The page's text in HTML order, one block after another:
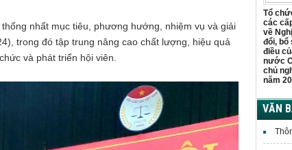
nhất mục tiêu, phương hướng, nhiệm vụ và giải
trong đó tập trung nâng cao chất lượng, hiệu quả
và phát triển hội viên.
Tổ
các
về
đổi, bổ
điều
nước
chủ
năm
VĂN